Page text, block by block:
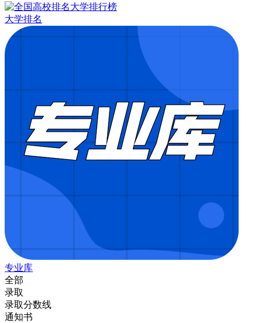
大学排名
专业库
全部
录取
录取分数线
通知书